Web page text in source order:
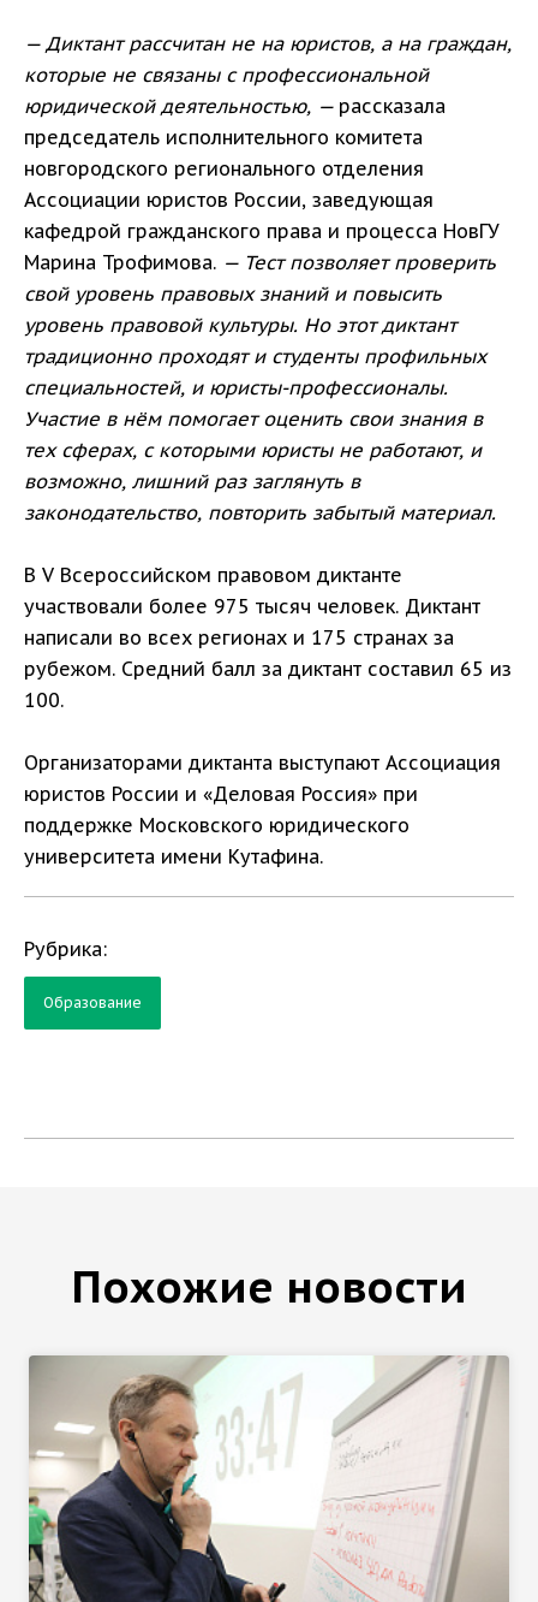
— Диктант рассчитан не на юристов, а на граждан,
которые не связаны с профессиональной
юридической деятельностью, — рассказала
председатель исполнительного комитета
новгородского регионального отделения
Ассоциации юристов России, заведующая
кафедрой гражданского права и процесса НовГУ
Марина Трофимова. — Тест позволяет проверить
свой уровень правовых знаний и повысить
уровень правовой культуры. Но этот диктант
традиционно проходят и студенты профильных
специальностей, и юристы-профессионалы.
Участие в нём помогает оценить свои знания в
тех сферах, с которыми юристы не работают, и
возможно, лишний раз заглянуть в
законодательство, повторить забытый материал.
В V Всероссийском правовом диктанте
участвовали более 975 тысяч человек. Диктант
написали во всех регионах и 175 странах за
рубежом. Средний балл за диктант составил 65 из
100.
Организаторами диктанта выступают Ассоциация
юристов России и «Деловая Россия» при
поддержке Московского юридического
университета имени Кутафина.
Рубрика:
Образование
Похожие новости